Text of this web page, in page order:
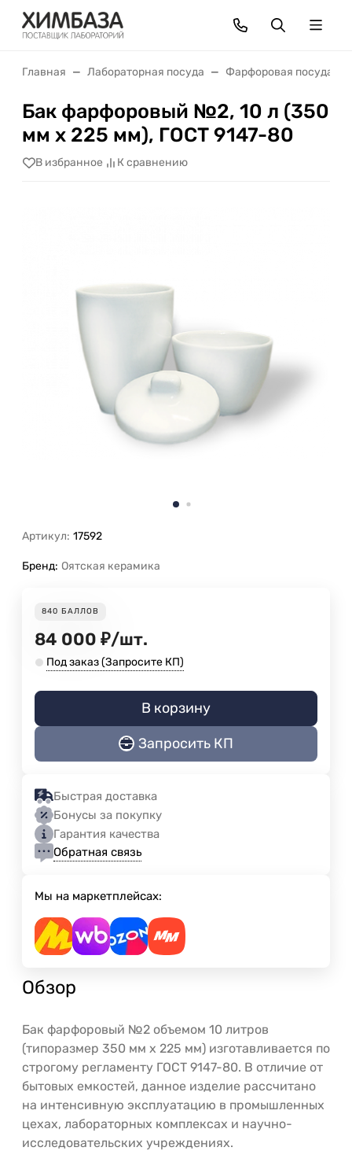
Главная Лабораторная посуда Фарфоровая посуда
Бак фарфоровый №2, 10 л (350
мм х 225 мм), ГОСТ 9147-80
В избранное К сравнению
Артикул: 17592
Бренд: Оятская керамика
840 БАЛЛОВ
84 000 ₽/шт.
Под заказ (Запросите КП)
В корзину
Запросить КП
Быстрая доставка
Бонусы за покупку
Гарантия качества
Обратная связь
Мы на маркетплейсах:
Обзор
Бак фарфоровый №2 объемом 10 литров
(типоразмер 350 мм х 225 мм) изготавливается по
строгому регламенту ГОСТ 9147-80. В отличие от
бытовых емкостей, данное изделие рассчитано
на интенсивную эксплуатацию в промышленных
цехах, лабораторных комплексах и научно-
исследовательских учреждениях.